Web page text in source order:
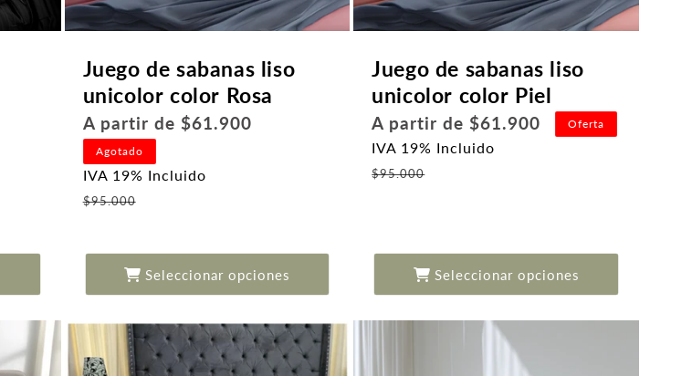
Juego de sabanas liso
unicolor color Rosa
Precio
habitual
A partir de $61.900
Agotado
IVA 19% Incluido
$95.000
oferta
Seleccionar opciones
Juego de sabanas liso
unicolor color Piel
Precio
habitual
A partir de $61.900 Oferta
IVA 19% Incluido
$95.000
Seleccionar opciones